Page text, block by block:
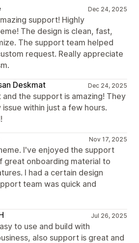
Dec 24, 2025
support! Highly
The design is clean, fast,
The support team helped
request. Really appreciate
Deskmat
Dec 24, 2025
the support is amazing! They
within just a few hours.
Nov 17, 2025
I've enjoyed the support
great onboarding material to
I had a certain design
team was quick and
Jul 26, 2025
to use and build with
also support is great and